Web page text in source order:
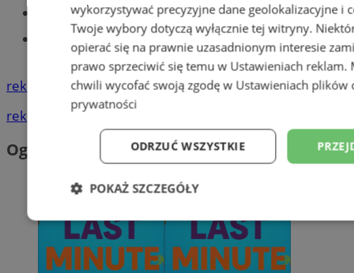
Tworzenie stron www - Tychy
Znajdź pracę - codziennie nowe
ogłoszenia
reklama
reklama
Ogłoszenia
wykorzystywać precyzyjne dane geolokalizacyjne i
Twoje wybory dotyczą wyłącznie tej witryny.
opierać się na prawnie uzasadnionym interesie
prawo sprzeciwić się temu w Ustawieniach reklam.
chwili wycofać swoją zgodę w Ustawieniach plików
prywatności
ODRZUĆ WSZYSTKIE
POKAŻ SZCZEGÓŁY
Niezbędne Wydajność